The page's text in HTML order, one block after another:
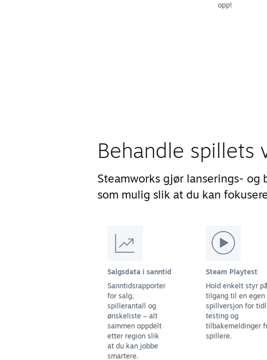
opp!
Behandle spillets
Steamworks gjør lanserings- og
som mulig slik at du kan
Salgsdata i sanntid
Sanntidsrapporter
for salg,
spillerantall og
ønskeliste – alt
sammen oppdelt
etter region slik
at du kan jobbe
smartere.
Steam Playtest
Hold enkelt styr på
tilgang til en egen
spillversjon for
testing og
tilbakemeldinger
spillere.